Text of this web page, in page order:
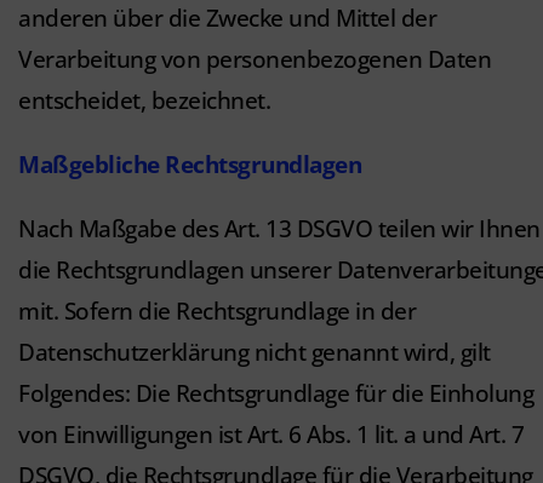
anderen über die Zwecke und Mittel der
Verarbeitung von personenbezogenen Daten
entscheidet, bezeichnet.
Maßgebliche Rechtsgrundlagen
Nach Maßgabe des Art. 13 DSGVO teilen wir Ihnen
die Rechtsgrundlagen unserer
mit. Sofern die Rechtsgrundlage in der
Datenschutzerklärung nicht genannt wird, gilt
Folgendes: Die Rechtsgrundlage für die Einholung
von Einwilligungen ist Art. 6 Abs. 1 lit. a und Art. 7
DSGVO, die Rechtsgrundlage für die Verarbeitung